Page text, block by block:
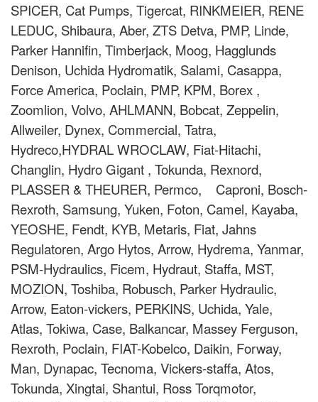
SPICER, Cat Pumps, Tigercat, RINKMEIER, RENE
LEDUC, Shibaura, Aber, ZTS Detva, PMP, Linde,
Parker Hannifin, Timberjack, Moog, Hagglunds
Denison, Uchida Hydromatik, Salami, Casappa,
Force America, Poclain, PMP, KPM, Borex ,
Zoomlion, Volvo, AHLMANN, Bobcat, Zeppelin,
Allweiler, Dynex, Commercial, Tatra,
Hydreco,HYDRAL WROCLAW, Fiat-Hitachi,
Changlin, Hydro Gigant , Tokunda, Rexnord,
PLASSER & THEURER, Permco, Caproni, Bosch-
Rexroth, Samsung, Yuken, Foton, Camel, Kayaba,
YEOSHE, Fendt, KYB, Metaris, Fiat, Jahns
Regulatoren, Argo Hytos, Arrow, Hydrema, Yanmar,
PSM-Hydraulics, Ficem, Hydraut, Staffa, MST,
MOZION, Toshiba, Robusch, Parker Hydraulic,
Arrow, Eaton-vickers, PERKINS, Uchida, Yale,
Atlas, Tokiwa, Case, Balkancar, Massey Ferguson,
Rexroth, Poclain, FIAT-Kobelco, Daikin, Forway,
Man, Dynapac, Tecnoma, Vickers-staffa, Atos,
Tokunda, Xingtai, Shantui, Ross Torqmotor,